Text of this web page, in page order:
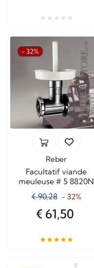
- 32%
Reber
Facultatif viande
meuleuse # 5 8820N
€ 90,28 - 32%
€ 61,50